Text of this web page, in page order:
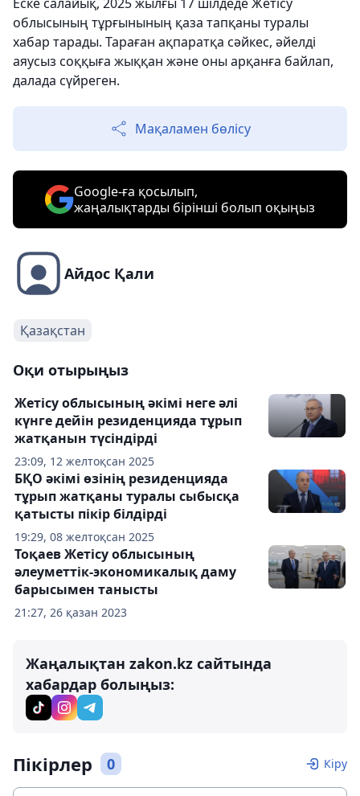
облысының тұрғынының қаза тапқаны туралы
хабар тарады. Тараған ақпаратқа сәйкес, әйелді
аяусыз соққыға жыққан және оны арқанға байлап,
далада сүйреген.
Мақаламен бөлісу
Google-ға қосылып,
жаңалықтарды бірінші болып оқыңыз
Айдос Қали
Қазақстан
Оқи отырыңыз
23:09, 12 желтоқсан 2025
Жетісу облысының әкімі неге әлі
күнге дейін резиденцияда тұрып
жатқанын түсіндірді
19:29, 08 желтоқсан 2025
БҚО әкімі өзінің резиденцияда
тұрып жатқаны туралы сыбысқа
қатысты пікір білдірді
21:27, 26 қазан 2023
Тоқаев Жетісу облысының
әлеуметтік-экономикалық даму
барысымен танысты
Жаңалықтан zakon.kz сайтында
хабардар болыңыз:
Пікірлер 0 Кіру